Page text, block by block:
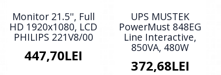
Monitor 21.5'', Full
HD 1920x1080, LCD
PHILIPS 221V8/00
447,70LEI
UPS MUSTEK
PowerMust 848EG
Line Interactive,
850VA, 480W
372,68LEI